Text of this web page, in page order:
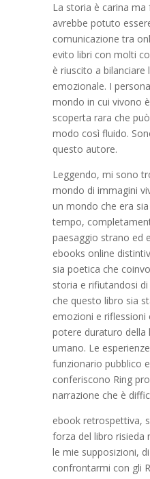
La storia è carina
avrebbe potuto
comunicazione tra
evito libri con molti
è riuscito a bilanciare
emozionale. I
mondo in cui vivono
scoperta rara che
modo così fluido.
questo autore.
Leggendo, mi sono
mondo di immagini
un mondo che era
tempo,
paesaggio strano ed
ebooks online
sia poetica che
storia e rifiutandosi
che questo libro sia
emozioni e
potere duraturo della
umano. Le
funzionario pubblico
conferiscono Ring
narrazione che è
ebook retrospettiva,
forza del libro risieda
le mie supposizioni,
confrontarmi con gli